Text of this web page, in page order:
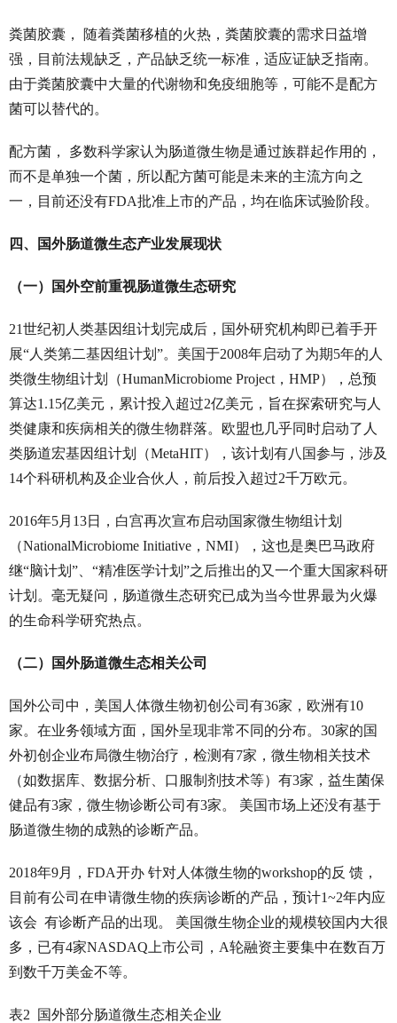
粪菌胶囊， 随着粪菌移植的火热，粪菌胶囊的需求日益增
强，目前法规缺乏，产品缺乏统一标准，适应证缺乏指南。
由于粪菌胶囊中大量的代谢物和免疫细胞等，可能不是配方
菌可以替代的。
配方菌， 多数科学家认为肠道微生物是通过族群起作用的，
而不是单独一个菌，所以配方菌可能是未来的主流方向之
一，目前还没有FDA批准上市的产品，均在临床试验阶段。
四、国外肠道微生态产业发展现状
（一）国外空前重视肠道微生态研究
21世纪初人类基因组计划完成后，国外研究机构即已着手开
展“人类第二基因组计划”。美国于2008年启动了为期5年的人
类微生物组计划（HumanMicrobiome Project，HMP），总预
算达1.15亿美元，累计投入超过2亿美元，旨在探索研究与人
类健康和疾病相关的微生物群落。欧盟也几乎同时启动了人
类肠道宏基因组计划（MetaHIT），该计划有八国参与，涉及
14个科研机构及企业合伙人，前后投入超过2千万欧元。
2016年5月13日，白宫再次宣布启动国家微生物组计划
（NationalMicrobiome Initiative，NMI），这也是奥巴马政府
继“脑计划”、“精准医学计划”之后推出的又一个重大国家科研
计划。毫无疑问，肠道微生态研究已成为当今世界最为火爆
的生命科学研究热点。
（二）国外肠道微生态相关公司
国外公司中，美国人体微生物初创公司有36家，欧洲有10
家。在业务领域方面，国外呈现非常不同的分布。30家的国
外初创企业布局微生物治疗，检测有7家，微生物相关技术
（如数据库、数据分析、口服制剂技术等）有3家，益生菌保
健品有3家，微生物诊断公司有3家。 美国市场上还没有基于
肠道微生物的成熟的诊断产品。
2018年9月，FDA开办 针对人体微生物的workshop的反 馈，
目前有公司在申请微生物的疾病诊断的产品，预计1~2年内应
该会 有诊断产品的出现。 美国微生物企业的规模较国内大很
多，已有4家NASDAQ上市公司，A轮融资主要集中在数百万
到数千万美金不等。
表2 国外部分肠道微生态相关企业